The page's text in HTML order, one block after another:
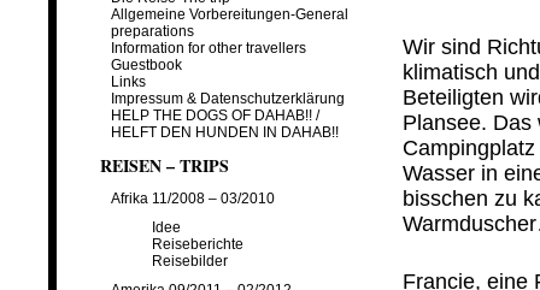
Allgemeine Vorbereitungen-General
preparations
Information for other travellers
Guestbook
Links
Impressum & Datenschutzerklärung
HELP THE DOGS OF DAHAB!! /
HELFT DEN HUNDEN IN DAHAB!!
REISEN – TRIPS
Afrika 11/2008 – 03/2010
Idee
Reiseberichte
Reisebilder
Wir sind
klimatisch
Beteiligten
Plansee. Das
Wasser in
bisschen zu
Francie, eine